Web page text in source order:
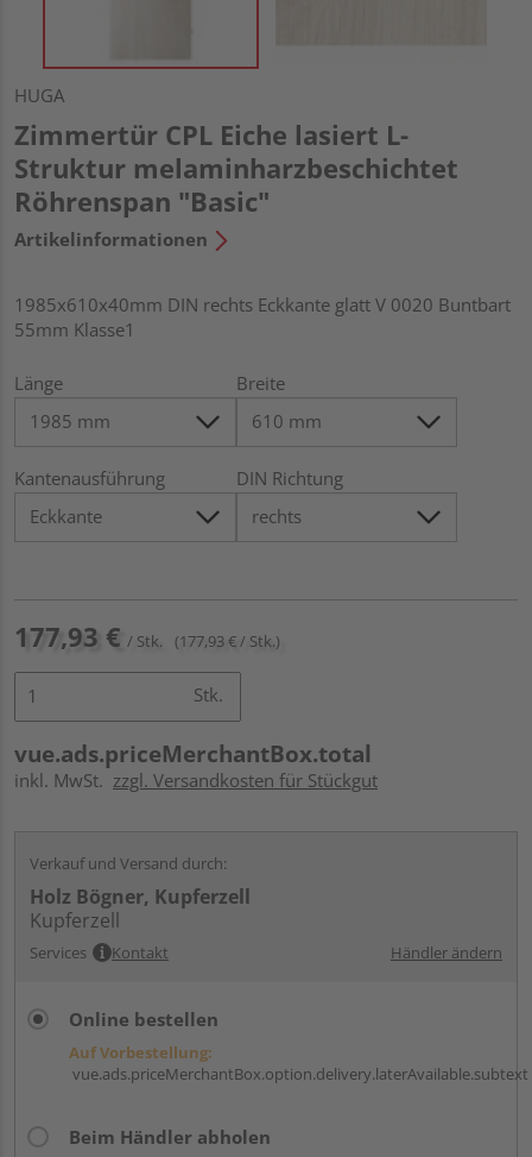
HUGA
Zimmertür CPL Eiche lasiert L-
Struktur melaminharzbeschichtet
Röhrenspan "Basic"
Artikelinformationen
1985x610x40mm DIN rechts Eckkante glatt V 0020 Buntbart
55mm Klasse1
Länge Breite
Kantenausführung DIN Richtung
177,93 € / Stk. (177,93 € / Stk.)
Stk.
vue.ads.priceMerchantBox.total
inkl. MwSt. zzgl. Versandkosten für Stückgut
Verkauf und Versand durch:
Holz Bögner, Kupferzell
Kupferzell
Services Kontakt Händler ändern
Online bestellen
Auf Vorbestellung:
vue.ads.priceMerchantBox.option.delivery.laterAvailable.subtext
Beim Händler abholen